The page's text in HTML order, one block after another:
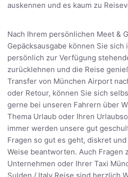
auskennen und es kaum zu
Nach Ihrem persönlichen Meet &
Gepäcksausgabe können Sie sich
persönlich zur Verfügung
zurücklehnen und die Reise
Transfer von München Airport
oder Retour, können Sie sich
gerne bei unseren Fahrern über
Thema Urlaub oder Ihren
immer werden unsere gut
Fragen so gut es geht, diskret
Weise beantworten. Auch Fragen
Unternehmen oder Ihrer Taxi